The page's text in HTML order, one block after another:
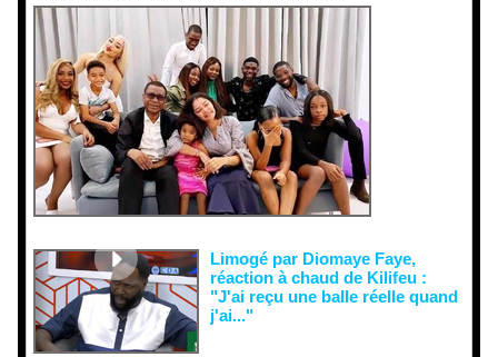
Limogé par Diomaye Faye,
réaction à chaud de Kilifeu :
"J'ai reçu une balle réelle quand
j'ai..."